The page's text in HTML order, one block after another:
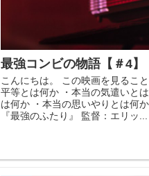
最強コンビの物語【＃4】
こんにちは。 この映画を見るこ
平等とは何か ・本当の気遣いと
は何か ・本当の思いやりとは何
『最強のふたり』 監督：エリッ...